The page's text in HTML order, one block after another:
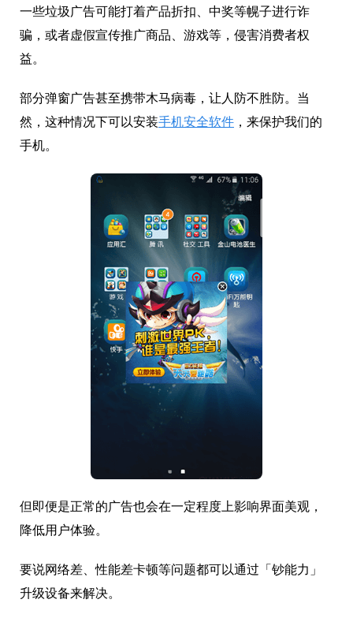
一些垃圾广告可能打着产品折扣、中奖等幌子进行诈
骗，或者虚假宣传推广商品、游戏等，侵害消费者权
益。
部分弹窗广告甚至携带木马病毒，让人防不胜防。当
然，这种情况下可以安装手机安全软件 ，来保护我们的
手机。
但即便是正常的广告也会在一定程度上影响界面美观，
降低用户体验。
要说网络差、性能差卡顿等问题都可以通过「钞能力」
升级设备来解决。